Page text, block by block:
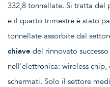
332,8 tonnellate. Si tratta del
e il quarto trimestre è stato
tonnellate assorbite dal
chiave del rinnovato
nell'elettronica: wireless chip,
schermati. Solo il settore